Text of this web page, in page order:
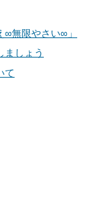
無限やさい∞」
ましょう
て